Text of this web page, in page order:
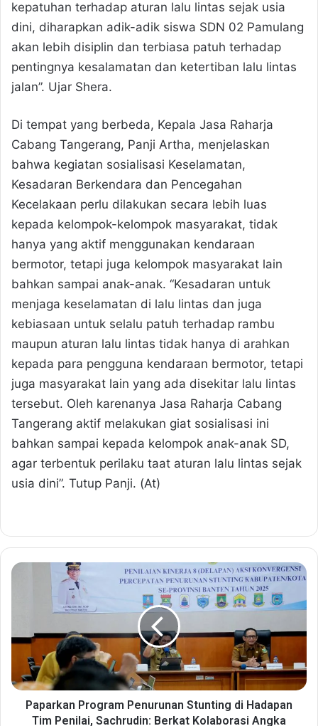
kepatuhan terhadap aturan lalu lintas sejak usia
dini, diharapkan adik-adik siswa SDN 02 Pamulang
akan lebih disiplin dan terbiasa patuh terhadap
pentingnya kesalamatan dan ketertiban lalu lintas
jalan”. Ujar Shera.
Di tempat yang berbeda, Kepala Jasa Raharja
Cabang Tangerang, Panji Artha, menjelaskan
bahwa kegiatan sosialisasi Keselamatan,
Kesadaran Berkendara dan Pencegahan
Kecelakaan perlu dilakukan secara lebih luas
kepada kelompok-kelompok masyarakat, tidak
hanya yang aktif menggunakan kendaraan
bermotor, tetapi juga kelompok masyarakat lain
bahkan sampai anak-anak. “Kesadaran untuk
menjaga keselamatan di lalu lintas dan juga
kebiasaan untuk selalu patuh terhadap rambu
maupun aturan lalu lintas tidak hanya di arahkan
kepada para pengguna kendaraan bermotor, tetapi
juga masyarakat lain yang ada disekitar lalu lintas
tersebut. Oleh karenanya Jasa Raharja Cabang
Tangerang aktif melakukan giat sosialisasi ini
bahkan sampai kepada kelompok anak-anak SD,
agar terbentuk perilaku taat aturan lalu lintas sejak
usia dini”. Tutup Panji. (At)
P
k
P
Paparkan Program Penurunan Stunting di Hadapan
Tim Penilai, Sachrudin: Berkat Kolaborasi Angka